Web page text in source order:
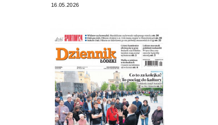
16.05.2026